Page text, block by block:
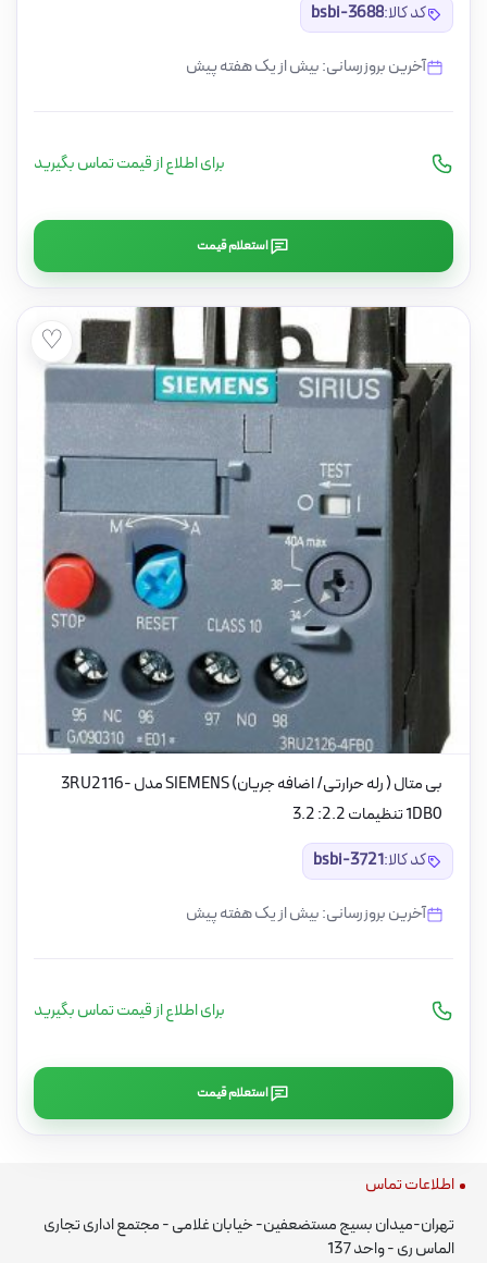
کد کالا:bsbi-3688
آخرین بروزرسانی: بیش از یک هفته پیش
برای اطلاع از قیمت تماس بگیرید
استعلام قیمت
♡
بی متال ( رله حرارتی/ اضافه جریان) SIEMENS مدل 3RU2116-
1DB0 تنظیمات 2.2: 3.2
کد کالا:bsbi-3721
آخرین بروزرسانی: بیش از یک هفته پیش
برای اطلاع از قیمت تماس بگیرید
استعلام قیمت
اطلاعات تماس
تهران-میدان بسیج مستضعفین- خیابان غلامی - مجتمع اداری تجاری
الماس ری - واحد 137